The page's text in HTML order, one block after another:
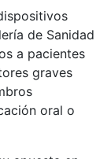
de Sanidad
a pacientes
graves
oral o